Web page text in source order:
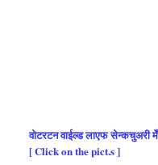
वोटरटन वाईल्ड लाएफ सेन्कचुअरी
[ Click on the pict.s ]